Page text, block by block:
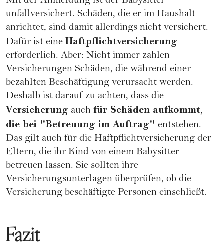
unfallversichert. Schäden, die er im Haushalt
anrichtet, sind damit allerdings nicht versichert.
Dafür ist eine Haftpflichtversicherung
erforderlich. Aber: Nicht immer zahlen
Versicherungen Schäden, die während einer
bezahlten Beschäftigung verursacht werden.
Deshalb ist darauf zu achten, dass die
Versicherung auch für Schäden aufkommt,
die bei "Betreuung im Auftrag" entstehen.
Das gilt auch für die Haftpflichtversicherung der
Eltern, die ihr Kind von einem Babysitter
betreuen lassen. Sie sollten ihre
Versicherungsunterlagen überprüfen, ob die
Versicherung beschäftigte Personen einschließt.
Fazit